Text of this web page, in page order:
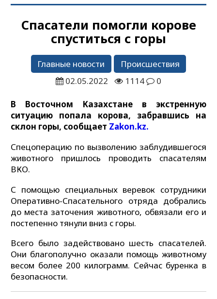
Спасатели помогли корове
спуститься с горы
Главные новости
Происшествия
02.05.2022
1114 0
В Восточном Казахстане в экстренную
ситуацию попала корова, забравшись на
склон горы, сообщает Zakon.kz.
Спецоперацию по вызволению заблудившегося
животного пришлось проводить спасателям
ВКО.
С помощью специальных веревок сотрудники
Оперативно-Спасательного отряда добрались
до места заточения животного, обвязали его и
постепенно тянули вниз с горы.
Всего было задействовано шесть спасателей.
Они благополучно оказали помощь животному
весом более 200 килограмм. Сейчас буренка в
безопасности.